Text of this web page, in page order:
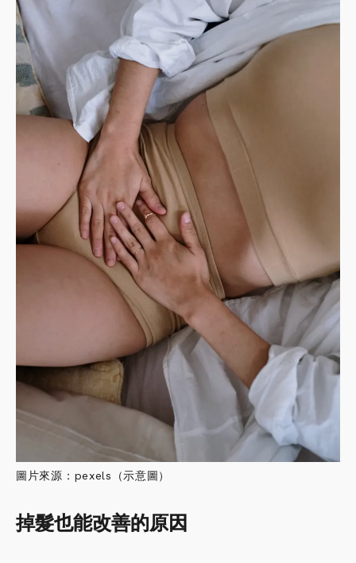
圖片來源：pexels（示意圖）
掉髮也能改善的原因